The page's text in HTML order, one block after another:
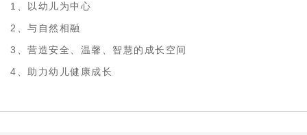
1、以幼儿为中心
2、与自然相融
3、营造安全、温馨、智慧的成长空间
4、助力幼儿健康成长